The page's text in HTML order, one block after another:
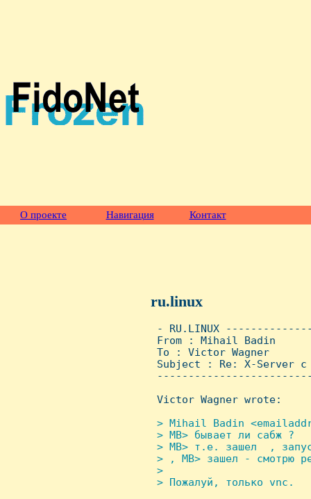
О проекте Навигация Контакт
ru.linux
- RU.LINUX
From : Mihail Badin
To : Victor Wagner
Subject : Re: X-Server с
Victor Wagner wrote:
> Mihail Badin
> MB> бывает ли сабж ?
> MB> т.е. зашел  ,
> , MB> зашел - смотрю
>
> Пожалуй, только vnc.